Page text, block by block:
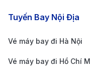
thời tiết ít mưa và
quan ngoài trời. Mùa
tháng 4, với những
Tuyến Bay Nội Địa
Vé máy bay đi Hà Nội
Vé máy bay đi Hồ Chí